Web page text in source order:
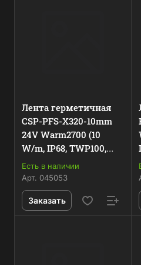
Лента герметичная
CSP-PFS-X320-10mm
24V Warm2700 (10
W/m, IP68, TWP100,
5m) (Arlight, -) 045053
Есть в наличии
Арт. 045053
Заказать